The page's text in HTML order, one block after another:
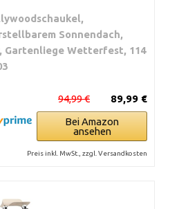
Sonnendach,
Gartenliege Wetterfest, 114
89,99 €
94,99 €
Bei Amazon
ansehen
Preis inkl. MwSt., zzgl. Versandkosten